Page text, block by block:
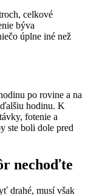
celkové
býva
úplne iné než
po rovine a na
hodinu. K
fotenie a
ste boli dole pred
nechoďte
drahé, musí však